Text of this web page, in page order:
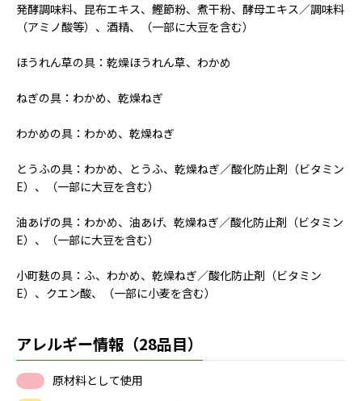
発酵調味料、昆布エキス、鰹節粉、煮干粉、酵母エキス／調味料
（アミノ酸等）、酒精、（一部に大豆を含む）
ほうれん草の具：乾燥ほうれん草、わかめ
ねぎの具：わかめ、乾燥ねぎ
わかめの具：わかめ、乾燥ねぎ
とうふの具：わかめ、とうふ、乾燥ねぎ／酸化防止剤（ビタミン
E）、（一部に大豆を含む）
油あげの具：わかめ、油あげ、乾燥ねぎ／酸化防止剤（ビタミン
E）、（一部に大豆を含む）
小町麸の具：ふ、わかめ、乾燥ねぎ／酸化防止剤（ビタミン
E）、クエン酸、（一部に小麦を含む）
アレルギー情報（28品目）
原材料として使用